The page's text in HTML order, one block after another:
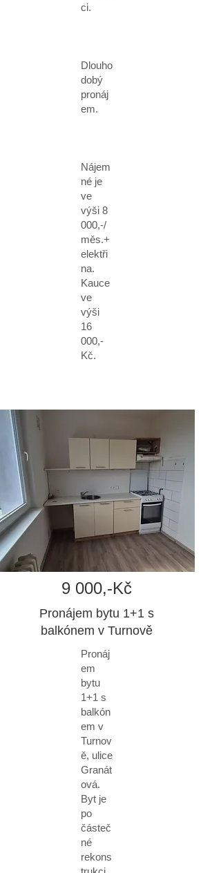
ci.
Dlouho
dobý
pronáj
em.
Nájem
né je
ve
výši 8
000,-/
měs.+
elektři
na.
Kauce
ve
výši
16
000,-
Kč.
9 000,-Kč
Pronájem bytu 1+1 s
balkónem v Turnově
Pronáj
em
bytu
1+1 s
balkón
em v
Turnov
ě, ulice
Granát
ová.
Byt je
po
částeč
né
rekons